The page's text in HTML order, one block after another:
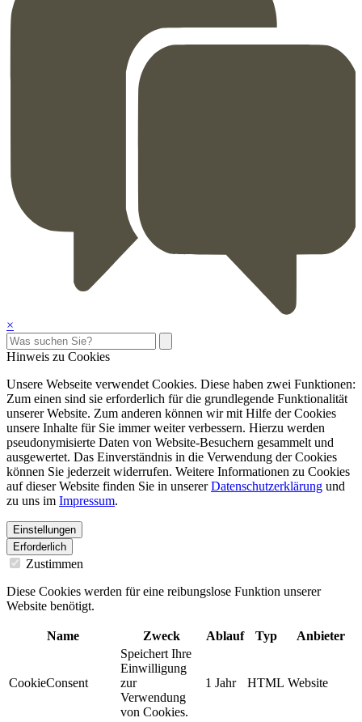
×
Hinweis zu Cookies
Unsere Webseite verwendet Cookies. Diese haben zwei Funktionen:
Zum einen sind sie erforderlich für die grundlegende Funktionalität
unserer Website. Zum anderen können wir mit Hilfe der Cookies
unsere Inhalte für Sie immer weiter verbessern. Hierzu werden
pseudonymisierte Daten von Website-Besuchern gesammelt und
ausgewertet. Das Einverständnis in die Verwendung der Cookies
können Sie jederzeit widerrufen. Weitere Informationen zu Cookies
auf dieser Website finden Sie in unsererDatenschutzerklärung und
zu uns im Impressum.
Einstellungen
Erforderlich
Zustimmen
Diese Cookies werden für eine reibungslose Funktion unserer
Website benötigt.
Name Zweck Ablauf Typ Anbieter
CookieConsent
Speichert Ihre
Einwilligung
zur
Verwendung
von Cookies.
1 Jahr HTML Website